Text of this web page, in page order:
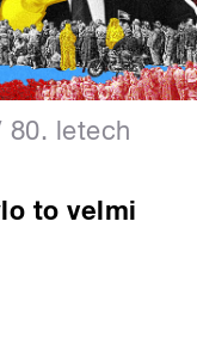
80. letech
to velmi